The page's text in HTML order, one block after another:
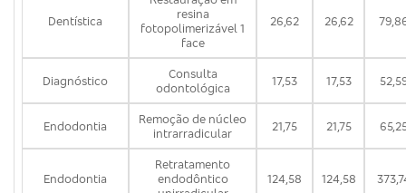
Dentística
resina
fotopolimerizável 1
face
26,62 26,62
Diagnóstico
Consulta
odontológica
17,53 17,53
Endodontia
Remoção de núcleo
intrarradicular
21,75 21,75
Endodontia
Retratamento
endodôntico
124,58 124,58